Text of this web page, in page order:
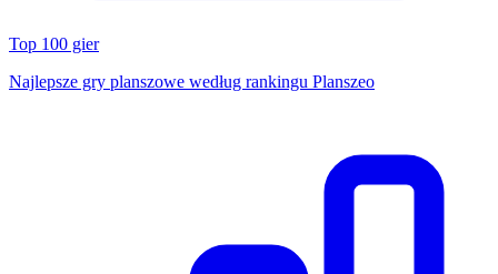
Top 100 gier
Najlepsze gry planszowe według rankingu Planszeo